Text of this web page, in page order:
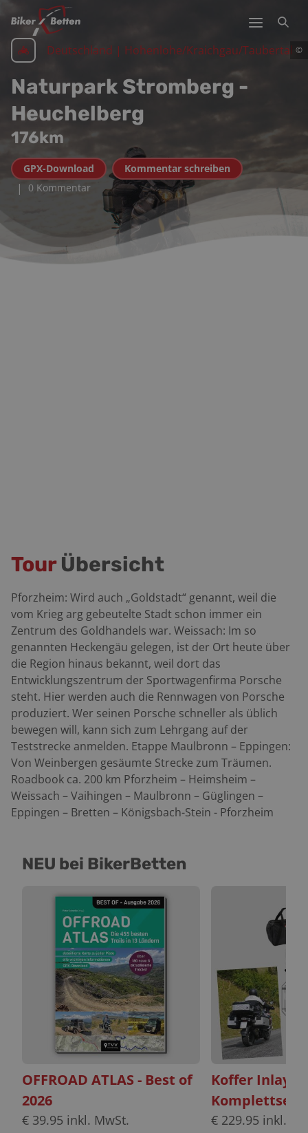
©
Deutschland | Hohenlohe/Kraichgau/Taubertal
Naturpark Stromberg -
Heuchelberg
176km
GPX-Download Kommentar schreiben
| 0 Kommentar
Tour Übersicht
Pforzheim: Wird auch „Goldstadt“ genannt, weil die
vom Krieg arg gebeutelte Stadt schon immer ein
Zentrum des Goldhandels war. Weissach: Im so
genannten Heckengäu gelegen, ist der Ort heute über
die Region hinaus bekannt, weil dort das
Entwicklungszentrum der Sportwagenfirma Porsche
steht. Hier werden auch die Rennwagen von Porsche
produziert. Wer seinen Porsche schneller als üblich
bewegen will, kann sich zum Lehrgang auf der
Teststrecke anmelden. Etappe Maulbronn – Eppingen:
Von Weinbergen gesäumte Strecke zum Träumen.
Roadbook ca. 200 km Pforzheim – Heimsheim –
Weissach – Vaihingen – Maulbronn – Güglingen –
Eppingen – Bretten – Königsbach-Stein - Pforzheim
NEU bei BikerBetten
OFFROAD ATLAS - Best of
2026
€ 39.95 inkl. MwSt.
Koffer
Komplettset
€ 229.95 inkl.